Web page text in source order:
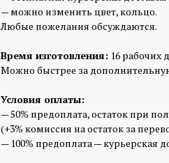
— можно изменить цвет, кольцо.
Любые пожелания обсуждаются.
Время изготовления: 16 рабочих
Можно быстрее за
Условия оплаты:
— 50% предоплата, остаток при
(+3% комиссия на остаток за
— 100% предоплата — курьерская